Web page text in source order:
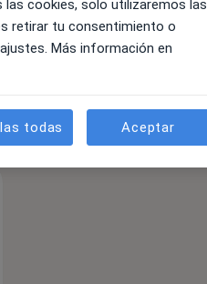
las cookies, solo utilizaremos las
retirar tu consentimiento o
Más información en
todas Aceptar